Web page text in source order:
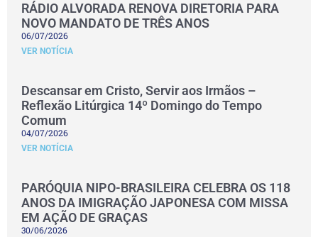
RÁDIO ALVORADA RENOVA DIRETORIA PARA
NOVO MANDATO DE TRÊS ANOS
06/07/2026
VER NOTÍCIA
Descansar em Cristo, Servir aos Irmãos –
Reflexão Litúrgica 14º Domingo do Tempo
Comum
04/07/2026
VER NOTÍCIA
PARÓQUIA NIPO-BRASILEIRA CELEBRA OS 118
ANOS DA IMIGRAÇÃO JAPONESA COM MISSA
EM AÇÃO DE GRAÇAS
30/06/2026